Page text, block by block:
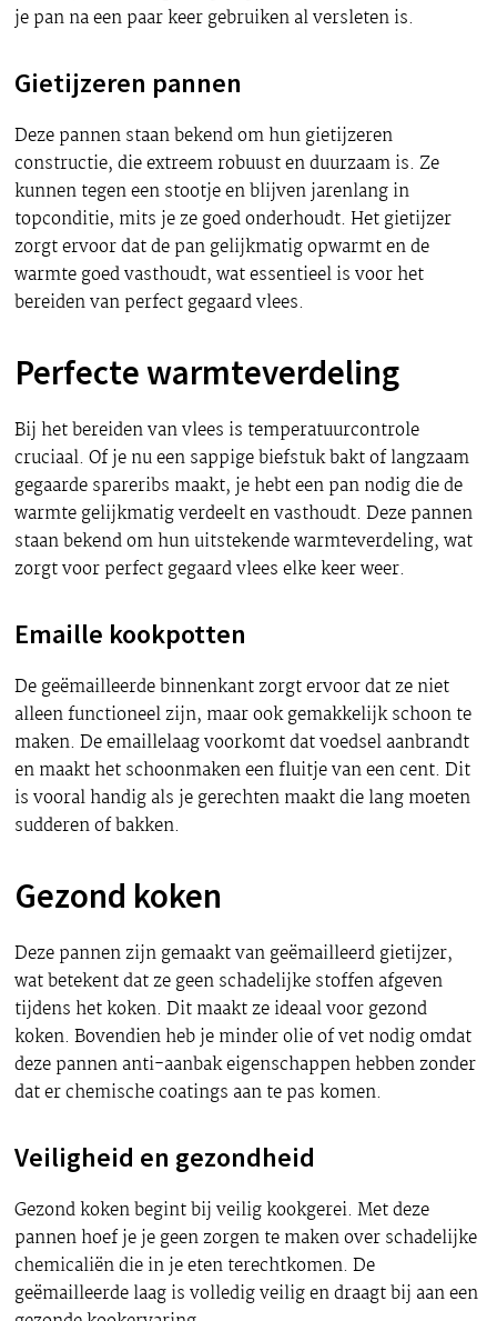
je pan na een paar keer gebruiken al versleten is.
Gietijzeren pannen
Deze pannen staan bekend om hun gietijzeren
constructie, die extreem robuust en duurzaam is. Ze
kunnen tegen een stootje en blijven jarenlang in
topconditie, mits je ze goed onderhoudt. Het gietijzer
zorgt ervoor dat de pan gelijkmatig opwarmt en de
warmte goed vasthoudt, wat essentieel is voor het
bereiden van perfect gegaard vlees.
Perfecte warmteverdeling
Bij het bereiden van vlees is temperatuurcontrole
cruciaal. Of je nu een sappige biefstuk bakt of langzaam
gegaarde spareribs maakt, je hebt een pan nodig die de
warmte gelijkmatig verdeelt en vasthoudt. Deze pannen
staan bekend om hun uitstekende warmteverdeling, wat
zorgt voor perfect gegaard vlees elke keer weer.
Emaille kookpotten
De geëmailleerde binnenkant zorgt ervoor dat ze niet
alleen functioneel zijn, maar ook gemakkelijk schoon te
maken. De emaillelaag voorkomt dat voedsel aanbrandt
en maakt het schoonmaken een fluitje van een cent. Dit
is vooral handig als je gerechten maakt die lang moeten
sudderen of bakken.
Gezond koken
Deze pannen zijn gemaakt van geëmailleerd gietijzer,
wat betekent dat ze geen schadelijke stoffen afgeven
tijdens het koken. Dit maakt ze ideaal voor gezond
koken. Bovendien heb je minder olie of vet nodig omdat
deze pannen anti-aanbak eigenschappen hebben zonder
dat er chemische coatings aan te pas komen.
Veiligheid en gezondheid
Gezond koken begint bij veilig kookgerei. Met deze
pannen hoef je je geen zorgen te maken over schadelijke
chemicaliën die in je eten terechtkomen. De
geëmailleerde laag is volledig veilig en draagt bij aan een